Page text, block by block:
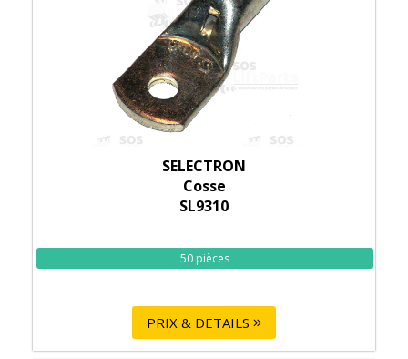
SELECTRON
Cosse
SL9310
50 pièces
PRIX & DETAILS